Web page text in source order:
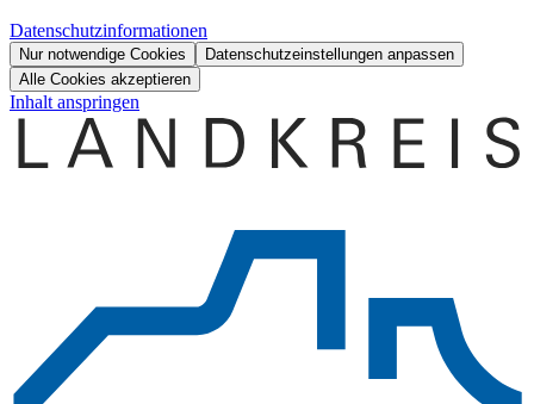
Datenschutzinformationen
Nur notwendige Cookies
Datenschutzeinstellungen anpassen
Alle Cookies akzeptieren
Inhalt anspringen